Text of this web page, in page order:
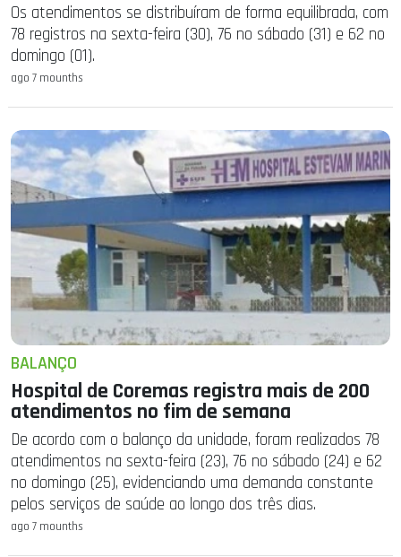
Os atendimentos se distribuíram de forma equilibrada, com
78 registros na sexta-feira (30), 76 no sábado (31) e 62 no
domingo (01).
ago 7 mounths
BALANÇO
Hospital de Coremas registra mais de 200
atendimentos no fim de semana
De acordo com o balanço da unidade, foram realizados 78
atendimentos na sexta-feira (23), 76 no sábado (24) e 62
no domingo (25), evidenciando uma demanda constante
pelos serviços de saúde ao longo dos três dias.
ago 7 mounths